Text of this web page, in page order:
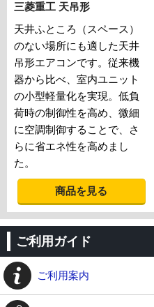
三菱重工 天吊形
天井ふところ（スペース）
のない場所にも適した天井
吊形エアコンです。従来機
器から比べ、室内ユニット
の小型軽量化を実現。低負
荷時の制御性を高め、微細
に空調制御することで、さ
らに省エネ性を高めまし
た。
商品を見る
ご利用ガイド
ご利用案内